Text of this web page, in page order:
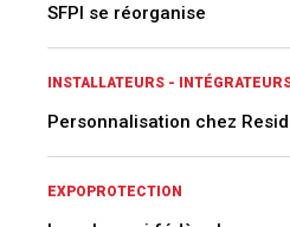
SFPI se réorganise
INSTALLATEURS -
Personnalisation chez
EXPOPROTECTION